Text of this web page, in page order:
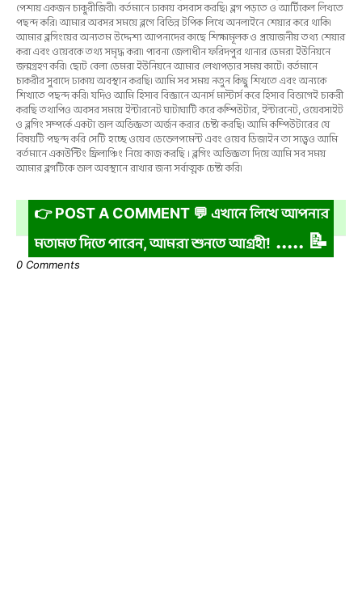
পেশায় একজন চাকুরীজিবী। বর্তমানে ঢাকায় বসবাস করছি। ব্লগ পড়তে ও আর্টিকেল লিখতে
পছন্দ করি। আমার অবসর সময়ে ব্লগে বিভিন্ন টপিক লিখে অনলাইনে শেয়ার করে থাকি।
আমার ব্লগিংয়ের অন্যতম উদ্দেশ্য আপনাদের কাছে শিক্ষামূলক ও প্রয়োজনীয় তথ্য শেয়ার
করা এবং ওয়েবকে তথ্য সমৃদ্ধ করা। পাবনা জেলাধীন ফরিদপুর থানার ডেমরা ইউনিয়নে
জন্মগ্রহণ করি। ছোট বেলা ডেমরা ইউনিয়নে আমার লেখাপড়ার সময় কাটে। বর্তমানে
চাকরীর সুবাদে ঢাকায় অবস্থান করছি। আমি সব সময় নতুন কিছু শিখতে এবং অন্যকে
শিখাতে পছন্দ করি। যদিও আমি হিসাব বিজ্ঞানে অনার্স মাস্টার্স করে হিসাব বিভাগেই চাকরী
করছি তথাপিও অবসর সময়ে ইন্টারনেট ঘাটাঘাটি করে কম্পিউটার, ইন্টারনেট, ওয়েবসাইট
ও ব্লগিং সম্পর্কে একটা ভাল অভিজ্ঞতা অর্জন করার চেষ্টা করছি। আমি কম্পিউটারের যে
বিষয়টি পছন্দ করি সেটি হচ্ছে ওয়েব ডেভেলপমেন্ট এবং ওয়েব ডিজাইন তা সত্ত্বেও আমি
বর্তমানে একাউন্টিং ফ্রিলাঞ্চিং নিয়ে কাজ করছি । ব্লগিং অভিজ্ঞতা দিয়ে আমি সব সময়
আমার ব্লগটিকে ভাল অবস্থানে রাখার জন্য সর্বাত্মক চেষ্টা করি।
👉 POST A COMMENT 💬 এখানে লিখে আপনার
মতামত দিতে পারেন, আমরা শুনতে আগ্রহী! ..... 📝
0 Comments